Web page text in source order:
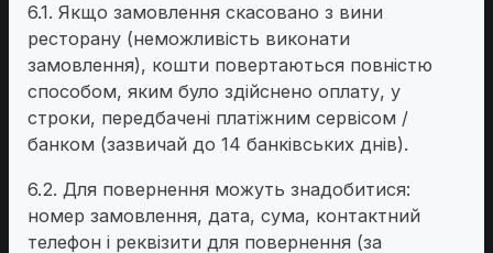
6.1. Якщо замовлення скасовано з вини
ресторану (неможливість виконати
замовлення), кошти повертаються повністю
способом, яким було здійснено оплату, у
строки, передбачені платіжним сервісом /
банком (зазвичай до 14 банківських днів).
6.2. Для повернення можуть знадобитися:
номер замовлення, дата, сума, контактний
телефон і реквізити для повернення (за